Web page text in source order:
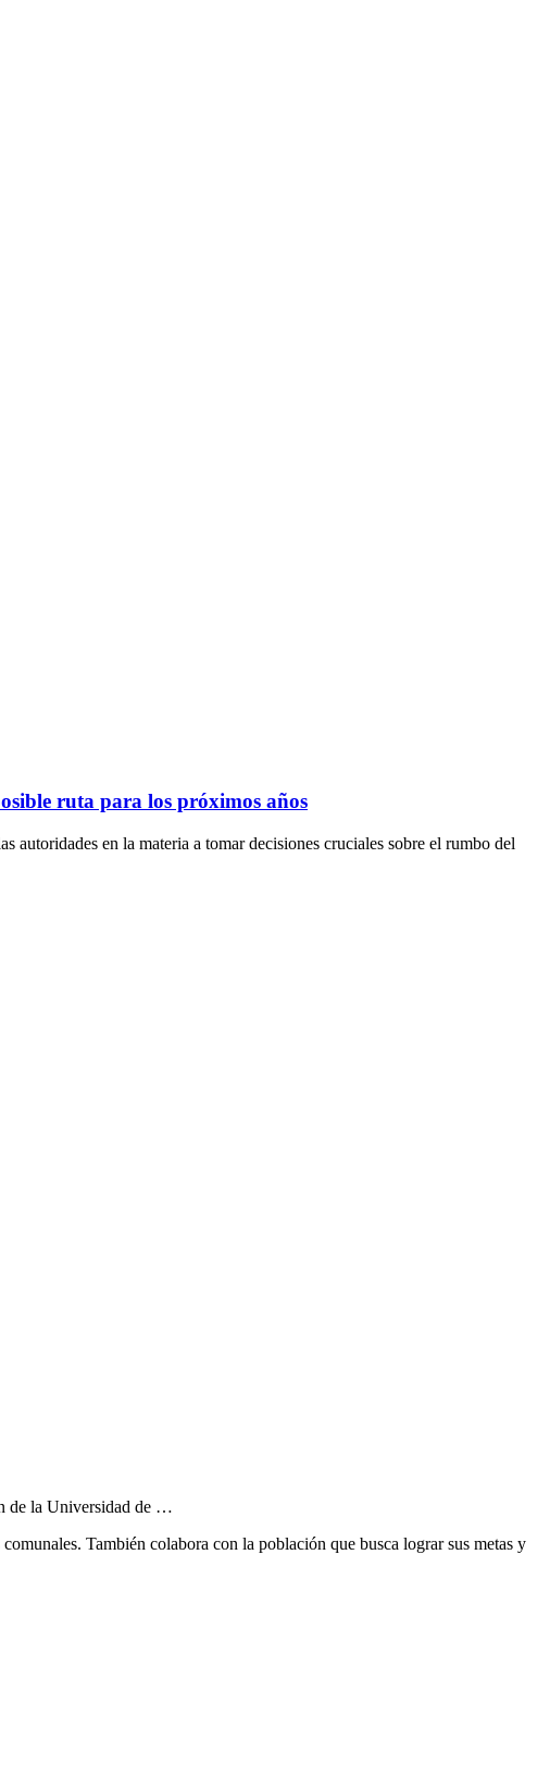
ruta para los próximos años
autoridades en la materia a tomar decisiones cruciales sobre el rumbo del
de la Universidad de …
También colabora con la población que busca lograr sus metas y